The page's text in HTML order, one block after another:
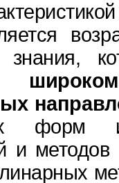
знания,
форм
и методов